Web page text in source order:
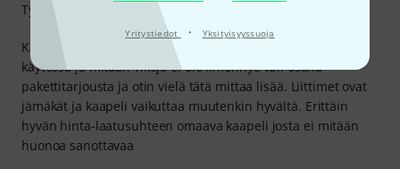
Yritystiedot · Yksityisyyssuoja
Kaapelit ovat olleet nyt noin puolivuotta satunnaisessa
käytössä ja mitään vikoja ei ole ilmennyt. tuli osana
pakettitarjousta ja otin vielä tätä mittaa lisää. Liittimet ovat
jämäkät ja kaapeli vaikuttaa muutenkin hyvältä. Erittäin
hyvän hinta-laatusuhteen omaava kaapeli josta ei mitään
huonoa sanottavaa
Työnjälki